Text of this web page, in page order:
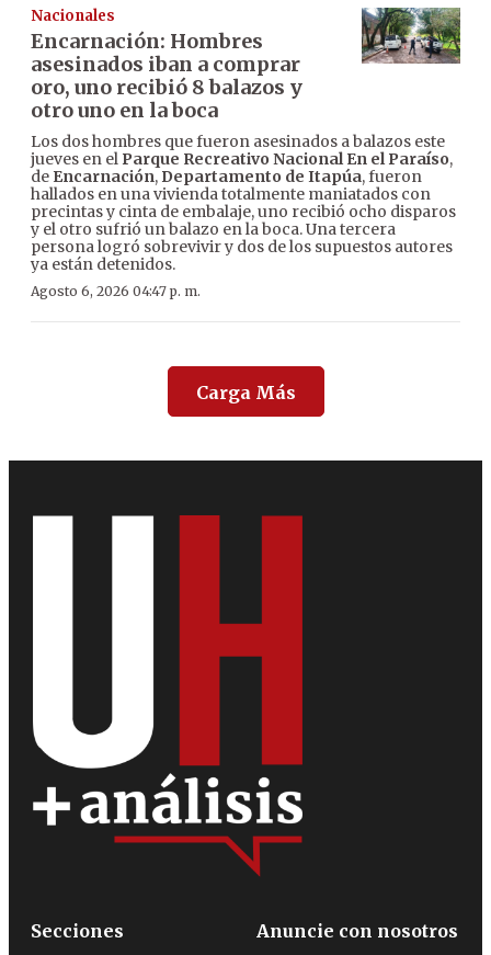
Nacionales
Encarnación: Hombres
asesinados iban a comprar
oro, uno recibió 8 balazos y
otro uno en la boca
Los dos hombres que fueron asesinados a balazos este
jueves en el Parque Recreativo Nacional En el Paraíso,
de Encarnación, Departamento de Itapúa, fueron
hallados en una vivienda totalmente maniatados con
precintas y cinta de embalaje, uno recibió ocho disparos
y el otro sufrió un balazo en la boca. Una tercera
persona logró sobrevivir y dos de los supuestos autores
ya están detenidos.
Agosto 6, 2026 04:47 p. m.
Carga Más
Secciones
Anuncie con nosotros